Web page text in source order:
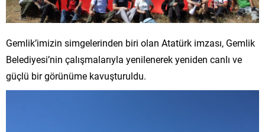
Gemlik’imizin simgelerinden biri olan Atatürk imzası, Gemlik
Belediyesi’nin çalışmalarıyla yenilenerek yeniden canlı ve
güçlü bir görünüme kavuşturuldu.